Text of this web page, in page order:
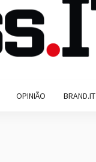
OPINIÃO BRAND.IT